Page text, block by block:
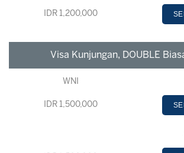
IDR 1,200,000
Visa Kunjungan, DOUBLE
WNI
IDR 1,500,000